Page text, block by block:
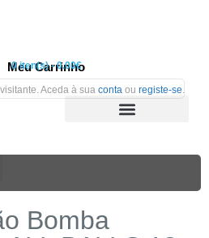
Meu Carrinho
0 iten(s) - 0.00€
Aceda à sua conta ou registe-se.
Bomba